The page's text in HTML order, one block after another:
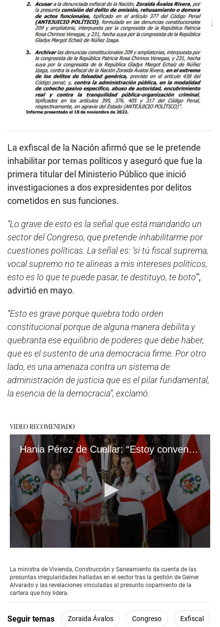
La exfiscal de la Nación afirmó que se le pretende
inhabilitar por temas políticos y aseguró que fue la
primera titular del Ministerio Público que inició
investigaciones a dos expresidentes por delitos
cometidos en sus funciones.
“Lo grave de esto es la señal que está mandando un
sector del Congreso, que pretende inhabilitarme por
cuestiones políticas. La señal es: ‘si tú fiscal suprema,
vocal supremo no te alineas a mis intereses políticos,
esto es lo que te puede pasar, te destituyo, te boto’”,
advirtió en mayo.
“Esto es grave porque quiebra todo orden
constitucional porque de alguna manera debilita y
quebranta ese equilibrio de poderes que debe haber,
que es el sustento de una democracia firme. Por otro
lado, es una amenaza contra un sistema de
administración de justicia que es el pilar fundamental,
la esencia de la democracia”, exclamó.
VIDEO RECOMENDADO
Hania Pérez de Cuellar: “Estoy convencida de que esos 4 millones [de Sada Goray] son la punta del iceberg”
of
10
minutes,
47
seconds
La ministra de Vivienda, Construcción y Saneamiento da cuenta de las
presuntas irregularidades halladas en el sector tras la gestión de Geiner
Alvarado y las revelaciones vinculadas al presunto copamiento de la
cartera que hoy lidera.
Seguir temas Zoraida Ávalos Congreso Exfiscal